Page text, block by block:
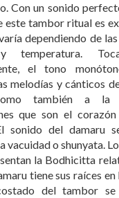
Con un sonido
este tambor ritual es
dependiendo de
y temperatura.
el tono
melodías y cánticos
también a la
que son el
sonido del damaru
vacuidad o shunyata.
la Bodhicitta
tiene sus raíces en
del tambor se